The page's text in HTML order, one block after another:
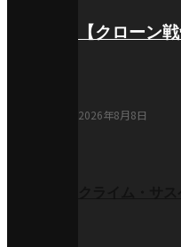
【クローン
2026年8月8日